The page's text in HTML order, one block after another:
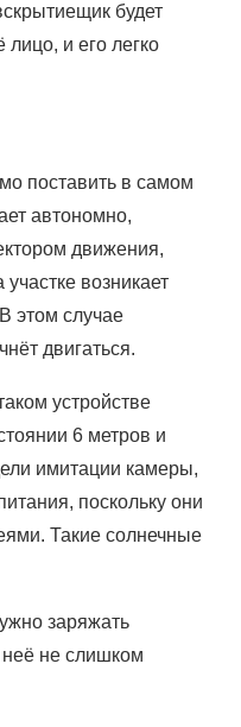
будет
лицо, и его легко
поставить в самом
автономно,
движения,
возникает
этом случае
двигаться.
устройстве
6 метров и
имитации камеры,
поскольку они
Такие солнечные
заряжать
не слишком